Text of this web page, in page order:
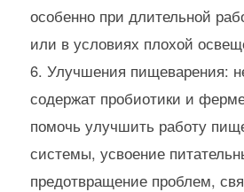
особенно при длительной
или в условиях плохой
Улучшения пищеварения:
содержат пробиотики и
помочь улучшить работу
системы, усвоение
предотвращение проблем,